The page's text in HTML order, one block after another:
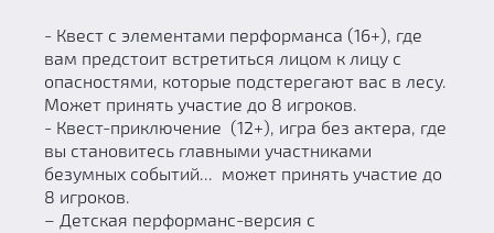
- Квест с элементами перформанса (16+), где
вам предстоит встретиться лицом к лицу с
опасностями, которые подстерегают вас в лесу.
Может принять участие до 8 игроков.
- Квест-приключение (12+), игра без актера, где
вы становитесь главными участниками
безумных событий... может принять участие до
8 игроков.
– Детская перформанс-версия с